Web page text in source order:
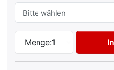
Menge:1
Autolack